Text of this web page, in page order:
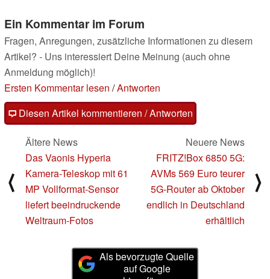
Ein Kommentar im Forum
Fragen, Anregungen, zusätzliche Informationen zu diesem
Artikel? - Uns interessiert Deine Meinung (auch ohne
Anmeldung möglich)!
Ersten Kommentar lesen /Antworten
Diesen Artikel kommentieren / Antworten
⟨
Ältere News
Das Vaonis Hyperia
Kamera-Teleskop mit 61
MP Vollformat-Sensor
liefert beeindruckende
Weltraum-Fotos
Neuere News
FRITZ!Box 6850 5G:
AVMs 569 Euro teurer
5G-Router ab Oktober
endlich in Deutschland
erhältlich
⟩
Als bevorzugte Quelle
auf Google